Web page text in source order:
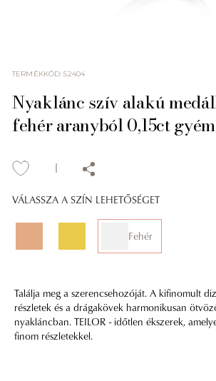
TERMÉKKÓD:52404
Nyaklánc szív alakú
fehér aranyból 0,15ct
VÁLASSZA A SZÍN LEHETŐSÉGET
Fehér
Találja meg a szerencsehozóját. A kifinomult
részletek és a drágakövek harmonikusan
nyakláncban. TEILOR - időtlen ékszerek,
finom részletekkel.